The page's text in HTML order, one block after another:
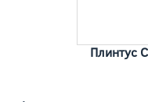
Плинтус